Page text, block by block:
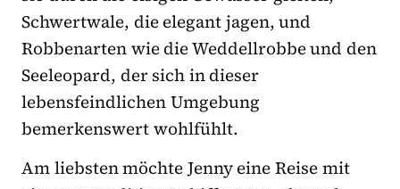
Schwertwale, die elegant jagen, und
Robbenarten wie die Weddellrobbe und den
Seeleopard, der sich in dieser
lebensfeindlichen Umgebung
bemerkenswert wohlfühlt.
Am liebsten möchte Jenny eine Reise mit